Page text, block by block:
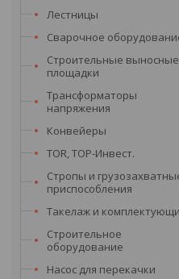
Лестницы
Сварочное
Строительные выносные
площадки
Трансформаторы
напряжения
Конвейеры
TOR, ТОР-Инвест.
Стропы и
приспособления
Такелаж и
Строительное
оборудование
Насос для перекачки